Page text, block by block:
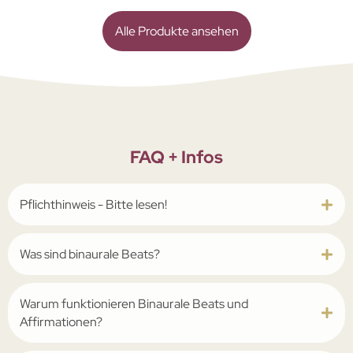
Alle Produkte ansehen
FAQ + Infos
Pflichthinweis - Bitte lesen!
Was sind binaurale Beats?
Warum funktionieren Binaurale Beats und
Affirmationen?